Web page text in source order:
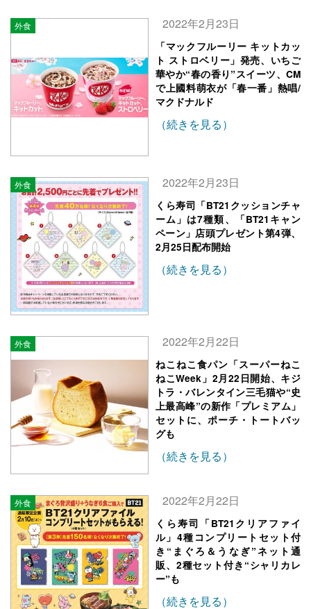
外食 2022年2月23日
「マックフルーリー キットカッ
ト ストロベリー」発売、いちご
華やか“春の香り”スイーツ、CM
で上國料萌衣が「春一番」熱唱/
マクドナルド
（続きを見る）
外食 2022年2月23日
くら寿司「BT21クッションチャ
ーム」は7種類、「BT21キャン
ペーン」店頭プレゼント第4弾、
2月25日配布開始
（続きを見る）
外食 2022年2月22日
ねこねこ食パン「スーパーねこ
ねこWeek」2月22日開始、キジ
トラ・バレンタイン三毛猫や“史
上最高峰”の新作「プレミアム」
セットに、ポーチ・トートバッ
グも
（続きを見る）
外食 2022年2月22日
くら寿司「BT21クリアファイ
ル」4種コンプリートセット付
き“まぐろ＆うなぎ”ネット通
販、2種セット付き“シャリカレ
ー”も
（続きを見る）